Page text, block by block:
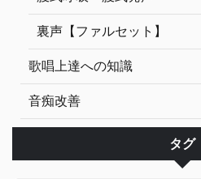
裏声【ファルセット】
歌唱上達への知識
音痴改善
タグ